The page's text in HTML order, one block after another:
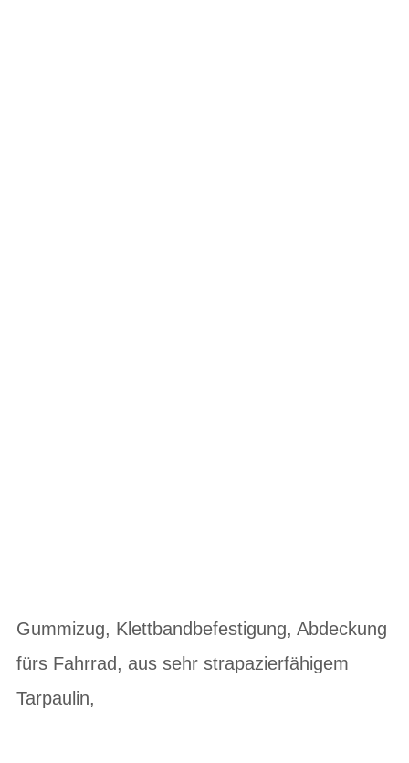
Gummizug, Klettbandbefestigung, Abdeckung
fürs Fahrrad, aus sehr strapazierfähigem
Tarpaulin,